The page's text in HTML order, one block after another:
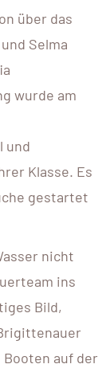
über das
Selma
wurde am
und
Klasse. Es
gestartet
nicht
ins
Bild,
auf der